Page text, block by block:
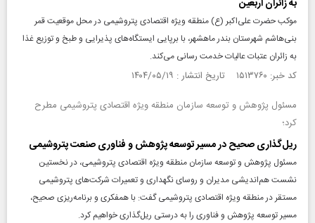
به زائران اربعین
موکب حضرت علی‌اکبر (ع) منطقه ویژه اقتصادی پتروشیمی در محل موقعیت قمر
بنی‌هاشم شهرستان بندر ماهشهر، با برپایی ایستگاه‌های پذیرایی و طبخ و توزیع غذا
به زائران عتبات عالیات خدمت‌ رسانی می‌کند.
کد خبر: ۱۵۱۳۷۶۰ تاریخ انتشار : ۱۴۰۴/۰۵/۱۹
مسئول پژوهش و توسعه سازمان منطقه ویژه اقتصادی پتروشیمی مطرح
کرد؛
ریل‌گذاری صحیح در مسیر توسعه پژوهش و فناوری صنعت پتروشیمی
مسئول پژوهش و توسعه سازمان منطقه ویژه اقتصادی پتروشیمی، در نخستین
نشست هم‌اندیشی مدیران و روسای نگهداری و تعمیرات شرکت‌های پتروشیمی
مستقر در منطقه ویژه اقتصادی پتروشیمی گفت: با همفکری و برنامه‌ریزی صحیح،
مسیر توسعه پژوهش و فناوری را به درستی ریل‌گذاری خواهیم کرد.